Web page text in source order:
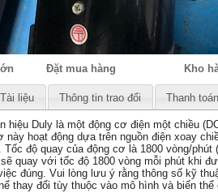
Đặt mua hàng Kho
Tài liệu Thông tin trao đổi Thanh
hiệu Duly là một động cơ điện một chiều
hoạt động dựa trên nguồn điện xoay
độ quay của động cơ là 1800 vòng/phút
quay với tốc độ 1800 vòng mỗi phút khi
đúng. Vui lòng lưu ý rằng thông số kỹ
thay đổi tùy thuộc vào mô hình và biến thể